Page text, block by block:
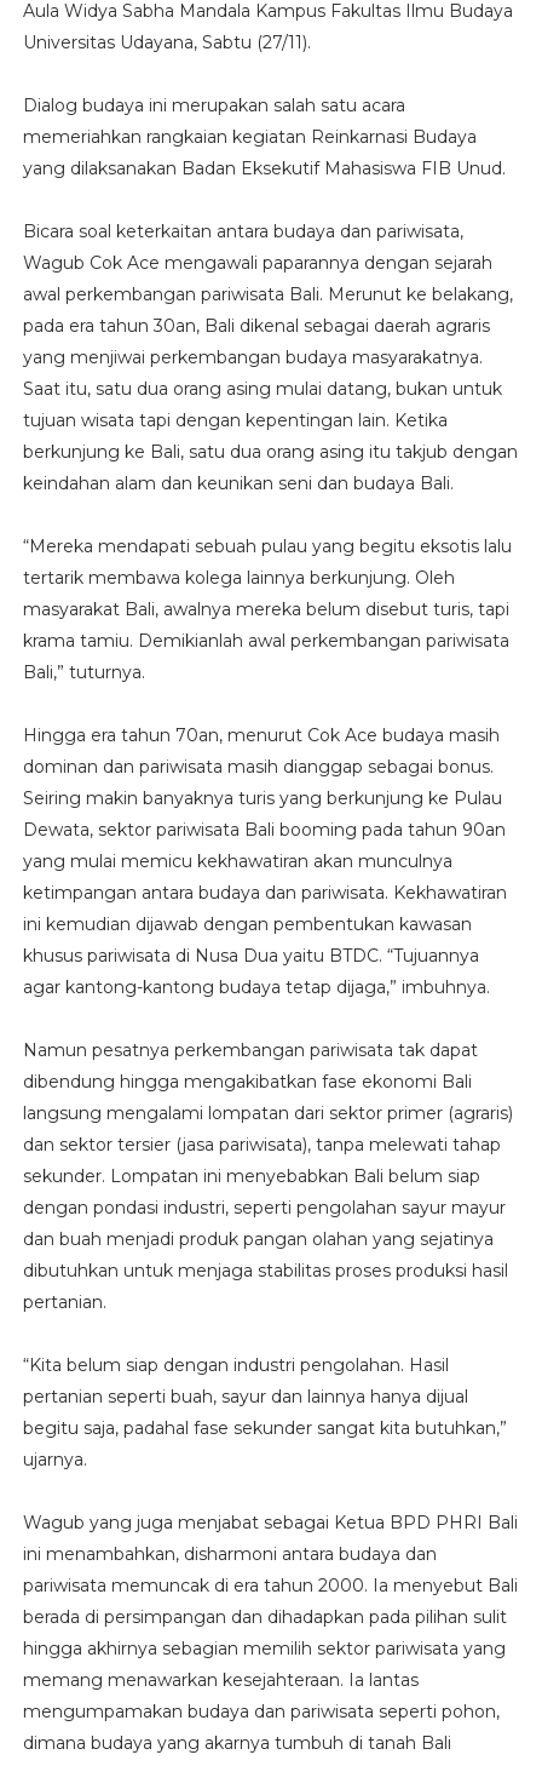
Aula Widya Sabha Mandala Kampus Fakultas Ilmu Budaya
Universitas Udayana, Sabtu (27/11).
Dialog budaya ini merupakan salah satu acara
memeriahkan rangkaian kegiatan Reinkarnasi Budaya
yang dilaksanakan Badan Eksekutif Mahasiswa FIB Unud.
Bicara soal keterkaitan antara budaya dan pariwisata,
Wagub Cok Ace mengawali paparannya dengan sejarah
awal perkembangan pariwisata Bali. Merunut ke belakang,
pada era tahun 30an, Bali dikenal sebagai daerah agraris
yang menjiwai perkembangan budaya masyarakatnya.
Saat itu, satu dua orang asing mulai datang, bukan untuk
tujuan wisata tapi dengan kepentingan lain. Ketika
berkunjung ke Bali, satu dua orang asing itu takjub dengan
keindahan alam dan keunikan seni dan budaya Bali.
“Mereka mendapati sebuah pulau yang begitu eksotis lalu
tertarik membawa kolega lainnya berkunjung. Oleh
masyarakat Bali, awalnya mereka belum disebut turis, tapi
krama tamiu. Demikianlah awal perkembangan pariwisata
Bali,” tuturnya.
Hingga era tahun 70an, menurut Cok Ace budaya masih
dominan dan pariwisata masih dianggap sebagai bonus.
Seiring makin banyaknya turis yang berkunjung ke Pulau
Dewata, sektor pariwisata Bali booming pada tahun 90an
yang mulai memicu kekhawatiran akan munculnya
ketimpangan antara budaya dan pariwisata. Kekhawatiran
ini kemudian dijawab dengan pembentukan kawasan
khusus pariwisata di Nusa Dua yaitu BTDC. “Tujuannya
agar kantong-kantong budaya tetap dijaga,” imbuhnya.
Namun pesatnya perkembangan pariwisata tak dapat
dibendung hingga mengakibatkan fase ekonomi Bali
langsung mengalami lompatan dari sektor primer (agraris)
dan sektor tersier (jasa pariwisata), tanpa melewati tahap
sekunder. Lompatan ini menyebabkan Bali belum siap
dengan pondasi industri, seperti pengolahan sayur mayur
dan buah menjadi produk pangan olahan yang sejatinya
dibutuhkan untuk menjaga stabilitas proses produksi hasil
pertanian.
“Kita belum siap dengan industri pengolahan. Hasil
pertanian seperti buah, sayur dan lainnya hanya dijual
begitu saja, padahal fase sekunder sangat kita butuhkan,”
ujarnya.
Wagub yang juga menjabat sebagai Ketua BPD PHRI Bali
ini menambahkan, disharmoni antara budaya dan
pariwisata memuncak di era tahun 2000. Ia menyebut Bali
berada di persimpangan dan dihadapkan pada pilihan sulit
hingga akhirnya sebagian memilih sektor pariwisata yang
memang menawarkan kesejahteraan. Ia lantas
mengumpamakan budaya dan pariwisata seperti pohon,
dimana budaya yang akarnya tumbuh di tanah Bali